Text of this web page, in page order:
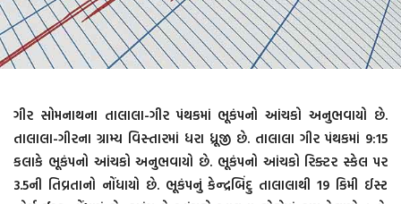
ગીર સોમનાથના તાલાલા-ગીર પંથકમાં ભૂકંપનો આંચકો અનુભવાયો છે.
તાલાલા-ગીરના ગ્રામ્ય વિસ્તારમાં ધરા ધ્રૂજી છે. તાલાલા ગીર પંથકમાં 9:15
કલાકે ભૂકંપનો આંચકો અનુભવાયો છે. ભૂકંપનો આંચકો રિક્ટર સ્કેલ પર
3.5ની તિવ્રતાનો નોંધાયો છે. ભૂકંપનું કેન્દ્રબિંદુ તાલાલાથી 19 કિમી ઈસ્ટ